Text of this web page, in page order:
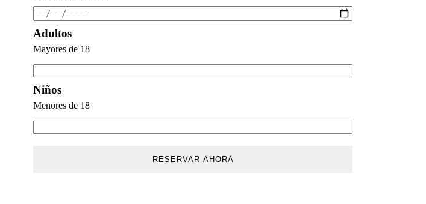
Adultos
Mayores de 18
Niños
Menores de 18